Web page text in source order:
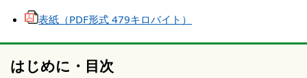
表紙（PDF形式 479キロバイト）
はじめに・目次